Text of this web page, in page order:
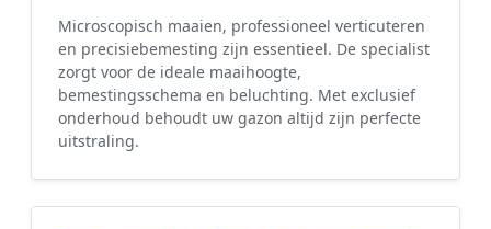
Microscopisch maaien, professioneel verticuteren
en precisiebemesting zijn essentieel. De specialist
zorgt voor de ideale maaihoogte,
bemestingsschema en beluchting. Met exclusief
onderhoud behoudt uw gazon altijd zijn perfecte
uitstraling.